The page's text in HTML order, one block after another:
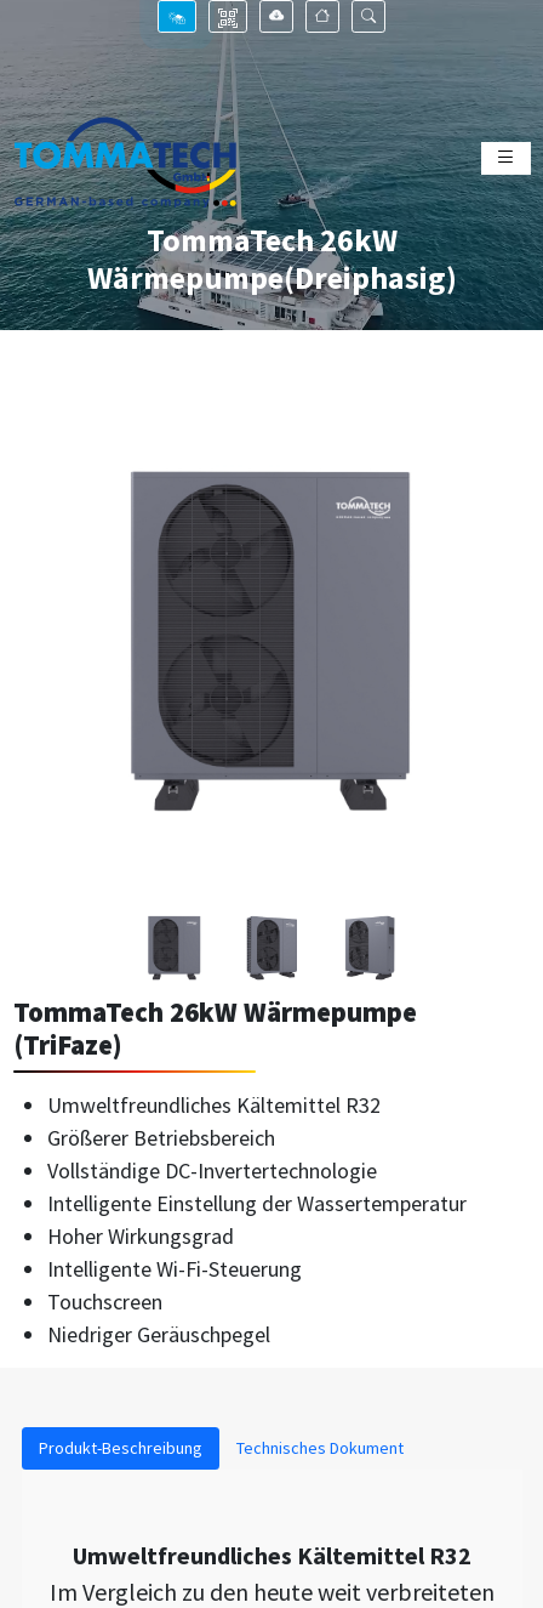
TommaTech 26kW
Wärmepumpe(Dreiphasig)
TommaTech 26kW Wärmepumpe
(TriFaze)
Umweltfreundliches Kältemittel R32
Größerer Betriebsbereich
Vollständige DC-Invertertechnologie
Intelligente Einstellung der Wassertemperatur
Hoher Wirkungsgrad
Intelligente Wi-Fi-Steuerung
Touchscreen
Niedriger Geräuschpegel
Produkt-Beschreibung Technisches Dokument
Umweltfreundliches Kältemittel R32
Im Vergleich zu den heute weit verbreiteten